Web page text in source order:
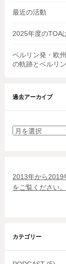
最近の活動
2025年度のTOA
ベルリン発・欧
の軌跡とベルリ
過去アーカイブ
過
カ
イ
2013年から2019
をご覧ください。
カテゴリー